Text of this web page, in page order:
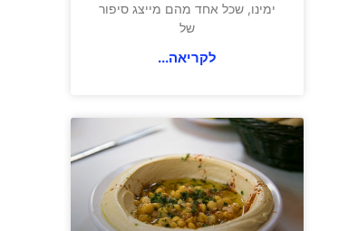
ימינו, שכל אחד מהם מייצג סיפור
של
לקריאה...